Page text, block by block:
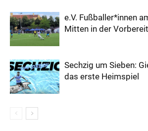
e.V. Fußballer*innen
Mitten in der
Sechzig um Sieben:
das erste Heimspiel